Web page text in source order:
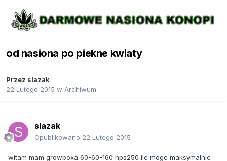
od nasiona po piekne kwiaty
Przez slazak
22 Lutego 2015 w Archiwum
slazak
Opublikowano 22 Lutego 2015
witam mam growboxa 60-60-160 hps250 ile moge maksymalnie